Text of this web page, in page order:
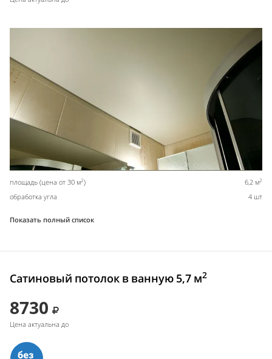
площадь (цена от 30 м2) 6,2 м2
обработка угла 4 шт
Показать полный список
Сатиновый потолок в ванную 5,7 м2
8730
Цена актуальна до